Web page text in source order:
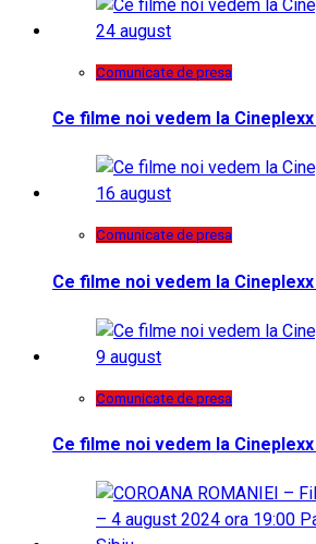
Comunicate de presa
Ce filme noi vedem la
Comunicate de presa
Ce filme noi vedem la
Comunicate de presa
Ce filme noi vedem la